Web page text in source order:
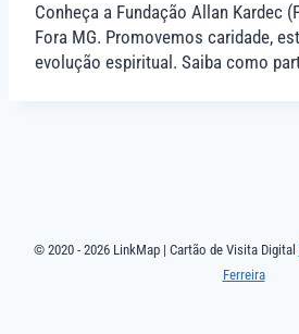
Conheça a Fundação Allan Kardec
Fora MG. Promovemos caridade,
evolução espiritual. Saiba como
© 2020 - 2026 LinkMap | Cartão de Visita Digital
Ferreira